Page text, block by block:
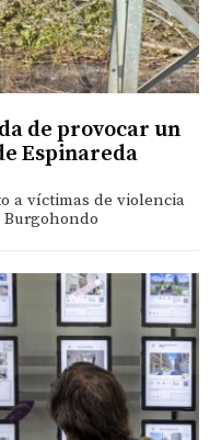
de provocar un
Espinareda
a víctimas de violencia